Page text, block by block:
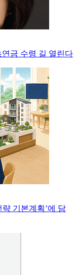
금 수령 길 열린다
기본계획’에 담